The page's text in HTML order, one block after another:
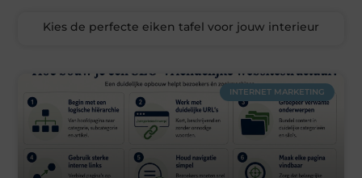
Kies de perfecte eiken tafel voor jouw interieur
INTERNET MARKETING